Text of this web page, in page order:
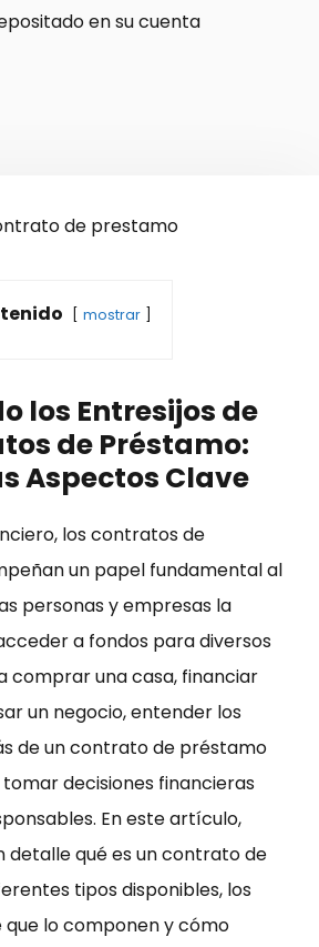
en su cuenta
de prestamo
mostrar
los Entresijos de
de Préstamo:
Aspectos Clave
los contratos de
un papel fundamental al
personas y empresas la
a fondos para diversos
comprar una casa, financiar
un negocio, entender los
de un contrato de préstamo
decisiones financieras
En este artículo,
detalle qué es un contrato de
tipos disponibles, los
lo componen y cómo